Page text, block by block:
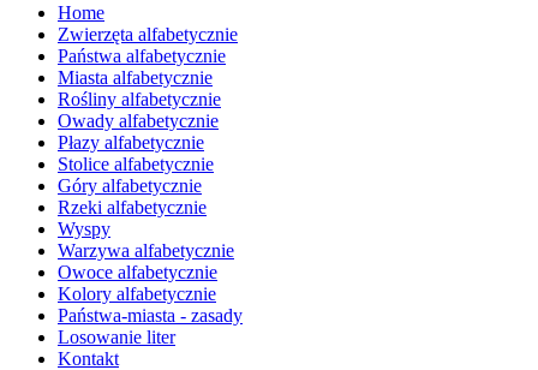
Home
Zwierzęta alfabetycznie
Państwa alfabetycznie
Miasta alfabetycznie
Rośliny alfabetycznie
Owady alfabetycznie
Płazy alfabetycznie
Stolice alfabetycznie
Góry alfabetycznie
Rzeki alfabetycznie
Wyspy
Warzywa alfabetycznie
Owoce alfabetycznie
Kolory alfabetycznie
Państwa-miasta - zasady
Losowanie liter
Kontakt